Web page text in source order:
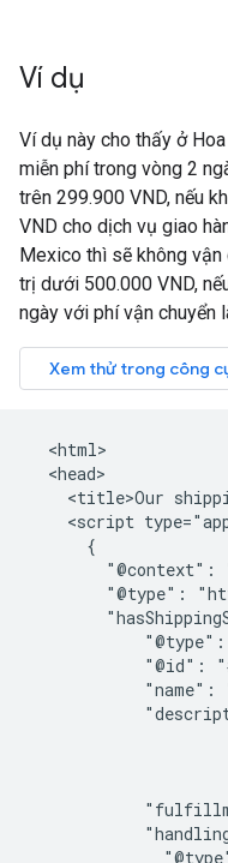
Ví dụ
Ví dụ này cho thấy ở
miễn phí trong vòng 2
trên 299.900 VND, nếu
VND cho dịch vụ giao
Mexico thì sẽ không
trị dưới 500.000 VND,
ngày với phí vận chuyển
  <html>
  <head>
<title>Our
<script
      {
"@context":
"@type":
"@id":
"name":